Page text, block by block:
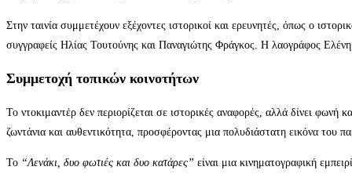
Στην ταινία συμμετέχουν εξέχοντες ιστορικοί και ερευνητές, όπως ο
συγγραφείς Ηλίας Τουτούνης και Παναγιώτης Φράγκος. Η λαογράφος
Συμμετοχή τοπικών κοινοτήτων
Το ντοκιμαντέρ δεν περιορίζεται σε ιστορικές αναφορές, αλλά δίνει
ζωντάνια και αυθεντικότητα, προσφέροντας μια πολυδιάστατη εικόνα του
Το “Λενάκι, δυο φωτιές και δυο κατάρες” είναι μια κινηματογραφική